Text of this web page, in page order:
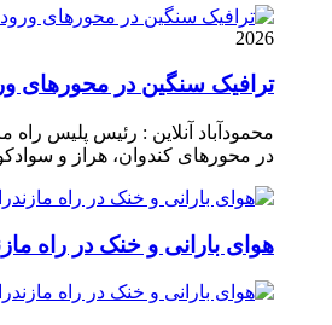
2026
ترافیک سنگین در محور‌های
محمودآباد آنلاین : رئیس پلیس راه
در محور‌های کندوان، هراز و
هوای بارانی و خنک در راه